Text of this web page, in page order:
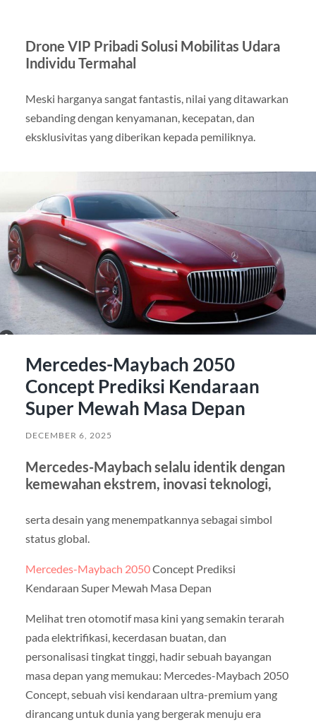
Drone VIP Pribadi Solusi Mobilitas Udara
Individu Termahal
Meski harganya sangat fantastis, nilai yang ditawarkan
sebanding dengan kenyamanan, kecepatan, dan
eksklusivitas yang diberikan kepada pemiliknya.
Mercedes-Maybach 2050
Concept Prediksi Kendaraan
Super Mewah Masa Depan
DECEMBER 6, 2025
Mercedes-Maybach selalu identik dengan
kemewahan ekstrem, inovasi teknologi,
serta desain yang menempatkannya sebagai simbol
status global.
Mercedes-Maybach 2050Concept Prediksi
Kendaraan Super Mewah Masa Depan
Melihat tren otomotif masa kini yang semakin terarah
pada elektrifikasi, kecerdasan buatan, dan
personalisasi tingkat tinggi, hadir sebuah bayangan
masa depan yang memukau: Mercedes-Maybach 2050
Concept, sebuah visi kendaraan ultra-premium yang
dirancang untuk dunia yang bergerak menuju era